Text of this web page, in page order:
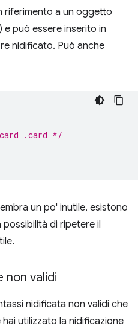
riferimento a un oggetto
può essere inserito in
nidificato. Può anche
.card */
un po' inutile, esistono
possibilità di ripetere il
non validi
nidificata non validi che
utilizzato la nidificazione